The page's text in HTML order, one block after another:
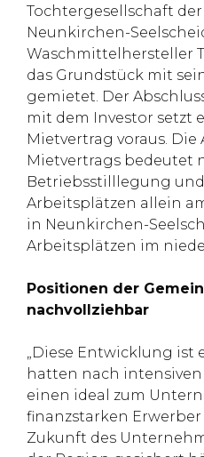
Tochtergesellschaft
Neunkirchen-
Waschmittelhersteller
das Grundstück mit
gemietet. Der
mit dem Investor setzt
Mietvertrag voraus.
Mietvertrags bedeutet
Betriebsstilllegung und
Arbeitsplätzen allein
in Neunkirchen-
Arbeitsplätzen im
Positionen der
nachvollziehbar
„Diese Entwicklung ist
hatten nach
einen ideal zum
finanzstarken
Zukunft des